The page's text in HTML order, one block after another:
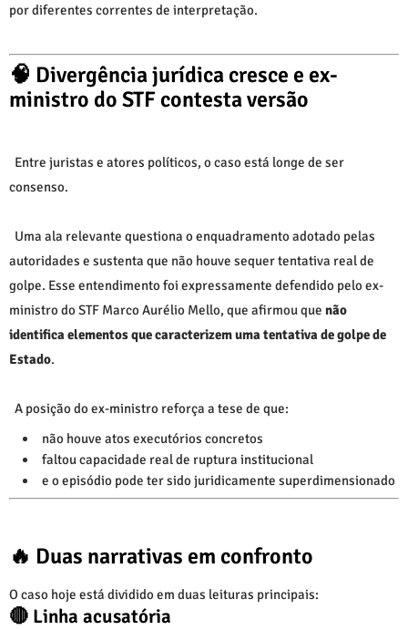
por diferentes correntes de interpretação.
🧠 Divergência jurídica cresce e ex-
ministro do STF contesta versão
Entre juristas e atores políticos, o caso está longe de ser
consenso.
Uma ala relevante questiona o enquadramento adotado pelas
autoridades e sustenta que não houve sequer tentativa real de
golpe. Esse entendimento foi expressamente defendido pelo ex-
ministro do STF Marco Aurélio Mello, que afirmou que não
identifica elementos que caracterizem uma tentativa de golpe de
Estado.
A posição do ex-ministro reforça a tese de que:
não houve atos executórios concretos
faltou capacidade real de ruptura institucional
e o episódio pode ter sido juridicamente superdimensionado
🔥 Duas narrativas em confronto
O caso hoje está dividido em duas leituras principais:
🔴 Linha acusatória